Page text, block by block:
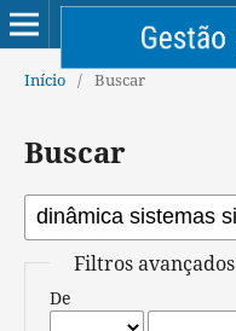
Início / Buscar
Buscar
Filtros avançados
De